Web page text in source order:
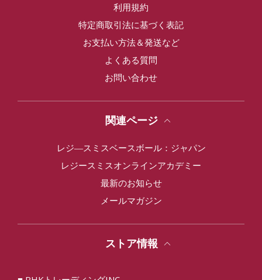
利用規約
特定商取引法に基づく表記
お支払い方法＆発送など
よくある質問
お問い合わせ
関連ページ
レジ―スミスベースボール：ジャパン
レジースミスオンラインアカデミー
最新のお知らせ
メールマガジン
ストア情報